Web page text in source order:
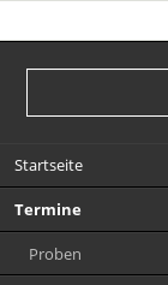
Navigation
überspringen
Startseite
Termine
Proben